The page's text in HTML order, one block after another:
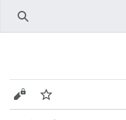
پیگیری